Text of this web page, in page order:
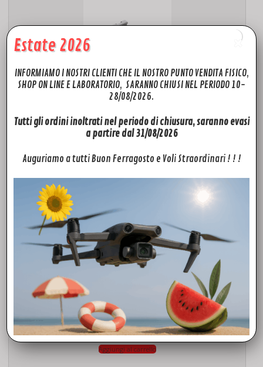
ACCESSORI
19,00€
Aggiungi al carrello
Set di 4 filtri ND 128/256/512/1000 Freewell per DJI Mini 3 Pro / Mini 3
69,00€
Aggiungi al carrello
Estate 2026
INFORMIAMO I NOSTRI CLIENTI CHE IL NOSTRO PUNTO VENDITA FISICO,
SHOP ON LINE E LABORATORIO, SARANNO CHIUSI NEL PERIODO 10-
28/08/2026.
Tutti gli ordini inoltrati nel periodo di chiusura, saranno evasi
a partire dal 31/08/2026
Auguriamo a tutti Buon Ferragosto e Voli Straordinari ! ! !